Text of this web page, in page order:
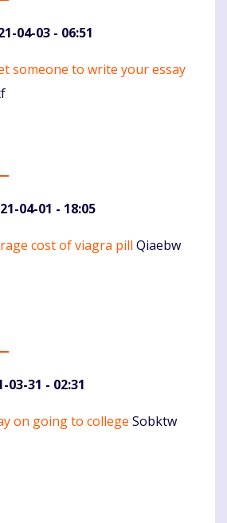
04-03 - 06:51
someone to write your essay
04-01 - 18:05
cost of viagra pill Qiaebw
03-31 - 02:31
on going to college Sobktw